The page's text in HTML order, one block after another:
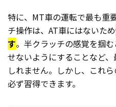
特に、MT車の運転で最も重
チ操作は、AT車にはないため
す。半クラッチの感覚を掴
せないようにすることなど
しれません。しかし、これ
必ず習得できます。